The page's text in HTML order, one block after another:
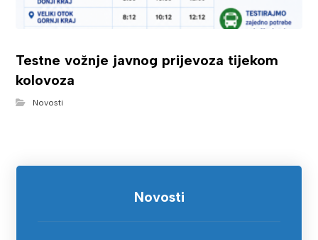
Testne vožnje javnog prijevoza tijekom
kolovoza
Novosti
Novosti